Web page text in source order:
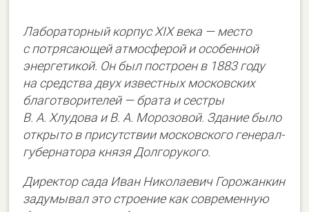
Лабораторный корпус XIX века — место
с потрясающей атмосферой и особенной
энергетикой. Он был построен в 1883 году
на средства двух известных московских
благотворителей — брата и сестры
В. А. Хлудова и В. А. Морозовой. Здание было
открыто в присутствии московского генерал-
губернатора князя Долгорукого.
Директор сада Иван Николаевич Горожанкин
задумывал это строение как современную